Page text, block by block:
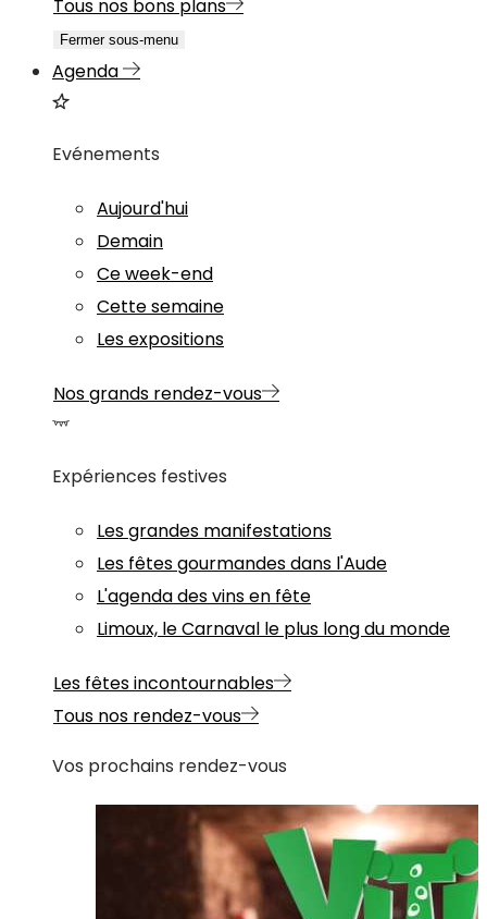
Tous nos bons plans
Fermer sous-menu
Agenda
Evénements
Aujourd'hui
Demain
Ce week-end
Cette semaine
Les expositions
Nos grands rendez-vous
Expériences festives
Les grandes manifestations
Les fêtes gourmandes dans l'Aude
L'agenda des vins en fête
Limoux, le Carnaval le plus long du monde
Les fêtes incontournables
Tous nos rendez-vous
Vos prochains rendez-vous